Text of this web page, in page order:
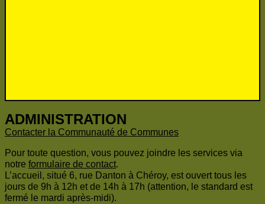
ADMINISTRATION
Contacter la Communauté de Communes
Pour toute question, vous pouvez joindre les services via
notre formulaire de contact.
L’accueil, situé 6, rue Danton à Chéroy, est ouvert tous les
jours de 9h à 12h et de 14h à 17h (attention, le standard est
fermé le mardi après-midi).